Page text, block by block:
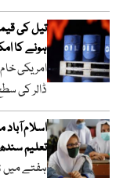
تیل کی
ہونے کا
ڈالر کی
اسلام
تعلیم